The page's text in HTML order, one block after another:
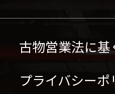
古物営業法に基
プライバシーポ